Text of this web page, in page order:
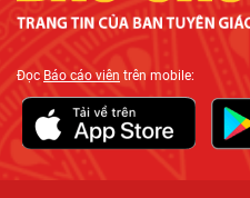
ĐọcBáo cáo viên trên mobile: